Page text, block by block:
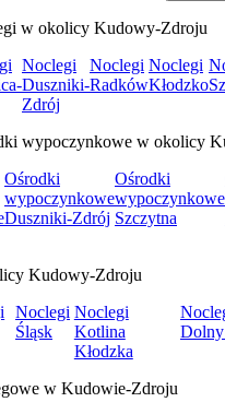
w okolicy Kudowy-Zdroju
Noclegi
Duszniki-
Zdrój
Noclegi
Radków
Noclegi
Kłodzko
wypoczynkowe w okolicy
Ośrodki
wypoczynkowe
Duszniki-Zdrój
Ośrodki
wypoczynkowe
Szczytna
Kudowy-Zdroju
Noclegi
Śląsk
Noclegi
Kotlina
Kłodzka
w Kudowie-Zdroju